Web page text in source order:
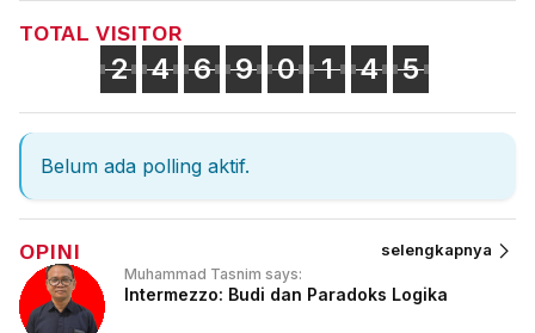
TOTAL VISITOR
2 4 6 9 0 1 4 5
Belum ada polling aktif.
OPINI selengkapnya
Muhammad Tasnim says:
Intermezzo: Budi dan Paradoks Logika